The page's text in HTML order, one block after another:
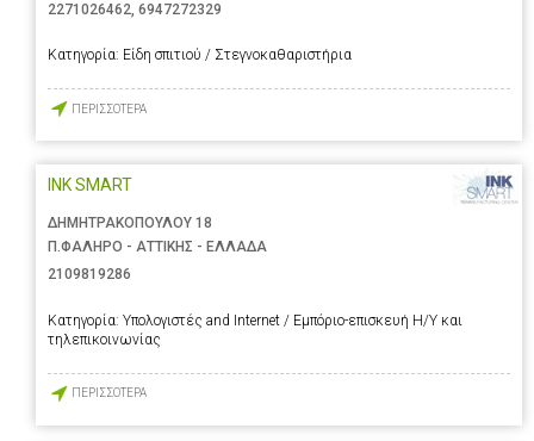
2271026462, 6947272329
Κατηγορία: Είδη σπιτιού / Στεγνοκαθαριστήρια
ΠΕΡΙΣΣΟΤΕΡΑ
INK SMART
ΔΗΜΗΤΡΑΚΟΠΟΥΛΟΥ 18
Π.ΦΑΛΗΡΟ - ΑΤΤΙΚΗΣ - ΕΛΛΑΔΑ
2109819286
Κατηγορία: Υπολογιστές and Internet / Εμπόριο-επισκευή Η/Υ και
τηλεπικοινωνίας
ΠΕΡΙΣΣΟΤΕΡΑ